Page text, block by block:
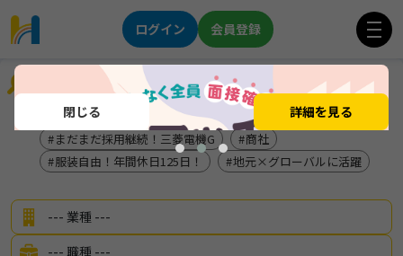
ログイン 会員登録
企業を探す
地元で長く働きたい方！！
ひと味違う地域貢献活動
まだまだ採用継続！三菱電機G
商社
服装自由！年間休日125日！
地元×グローバルに活躍
閉じる 詳細を見る